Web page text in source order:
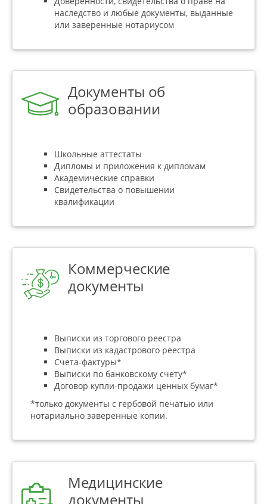
наследство и любые документы, выданные
или заверенные нотариусом
Документы об
образовании
Школьные аттестаты
Дипломы и приложения к дипломам
Академические справки
Свидетельства о повышении
квалификации
Коммерческие
документы
Выписки из торгового реестра
Выписки из кадастрового реестра
Счета-фактуры*
Выписки по банковскому счету*
Договор купли-продажи ценных бумаг*
*только документы с гербовой печатью или
нотариально заверенные копии.
Медицинские
документы